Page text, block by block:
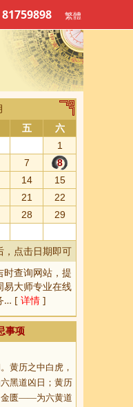
81759898 繁體
五
六
1
7
8
14
15
21
22
28
29
，点击日期即可
时查询网站，提
易大师专业在线
… [ 详情 ]
事项
黄历之中白虎，
黑道凶日；黄历
金匮——为六黄道